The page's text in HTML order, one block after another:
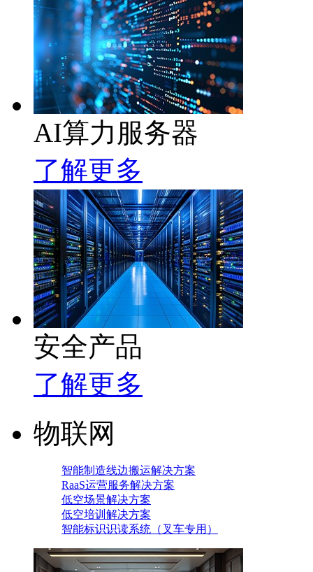
AI算力服务器
了解更多
安全产品
了解更多
物联网
智能制造线边搬运解决方案
RaaS运营服务解决方案
低空场景解决方案
低空培训解决方案
智能标识识读系统（叉车专用）